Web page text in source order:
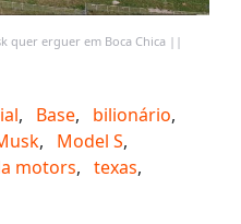
quer erguer em Boca Chica ||
, Base, bilionário,
, Model S,
motors, texas,